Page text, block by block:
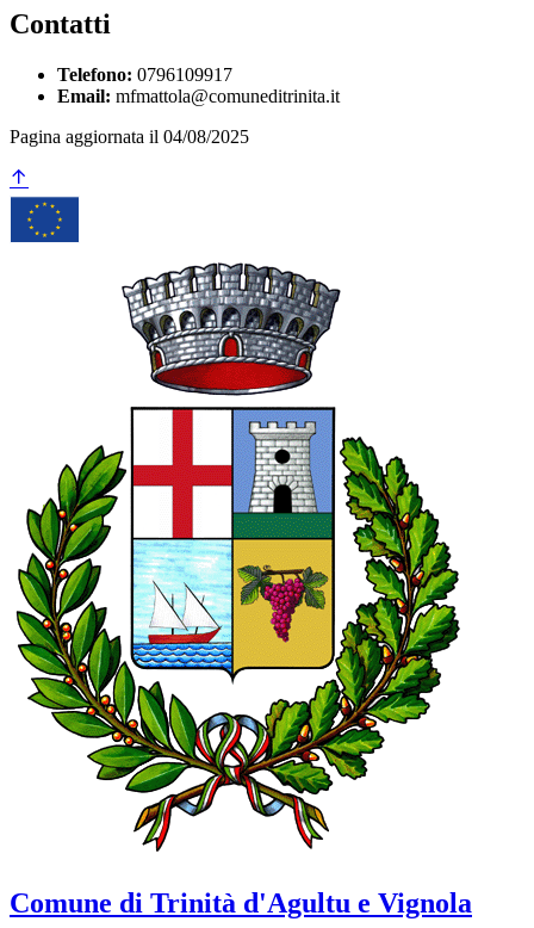
Contatti
Telefono: 0796109917
Email: mfmattola@comuneditrinita.it
Pagina aggiornata il 04/08/2025
Comune di Trinità d'Agultu e Vignola